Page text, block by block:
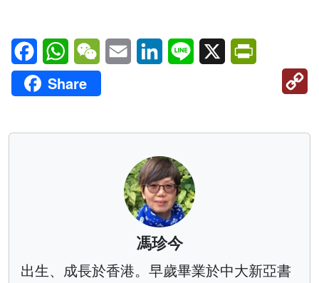
FacebookWhatsAppWeChatEmail LinkedInLine X
Share
馮珍今
出生、成長於香港。早歲畢業於中大新亞書